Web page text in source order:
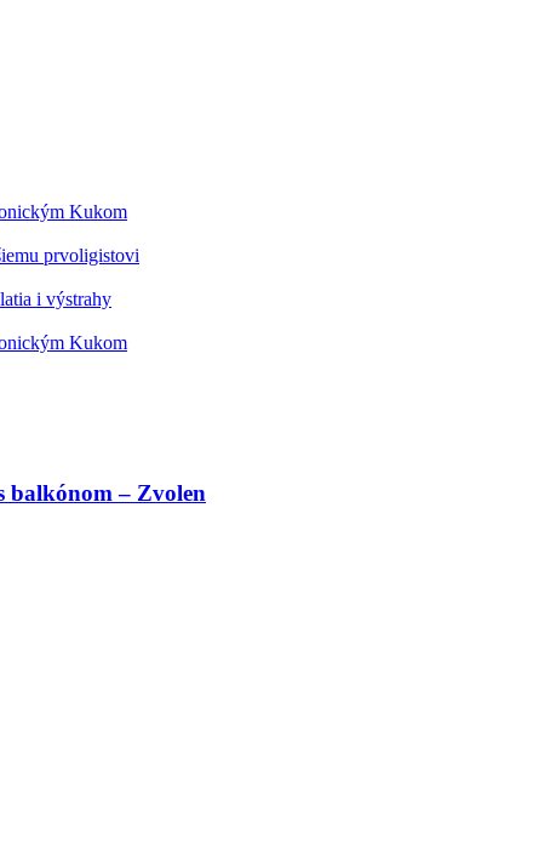
Kukom
prvoligistovi
i výstrahy
Kukom
balkónom – Zvolen